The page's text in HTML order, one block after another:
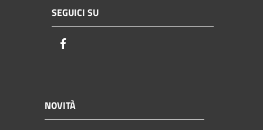
SEGUICI SU
NOVITÀ